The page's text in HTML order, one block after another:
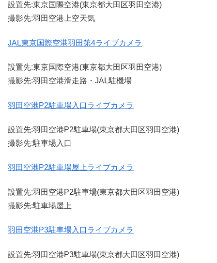
設置先:東京国際空港(東京都大田区羽田空港)
撮影先:羽田空港上空天気
JAL東京国際空港羽田第4ライブカメラ
設置先:東京国際空港(東京都大田区羽田空港)
撮影先:羽田空港滑走路・JAL駐機場
羽田空港P2駐車場入口ライブカメラ
設置先:羽田空港P2駐車場(東京都大田区羽田空港)
撮影先:駐車場入口
羽田空港P2駐車場屋上ライブカメラ
設置先:羽田空港P2駐車場(東京都大田区羽田空港)
撮影先:駐車場屋上
羽田空港P3駐車場入口ライブカメラ
設置先:羽田空港P3駐車場(東京都大田区羽田空港)